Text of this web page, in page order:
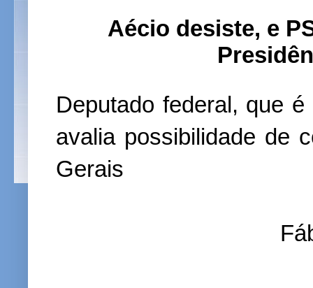
Aécio desiste, e
Deputado federal, que
avalia possibilidade de
Gerais